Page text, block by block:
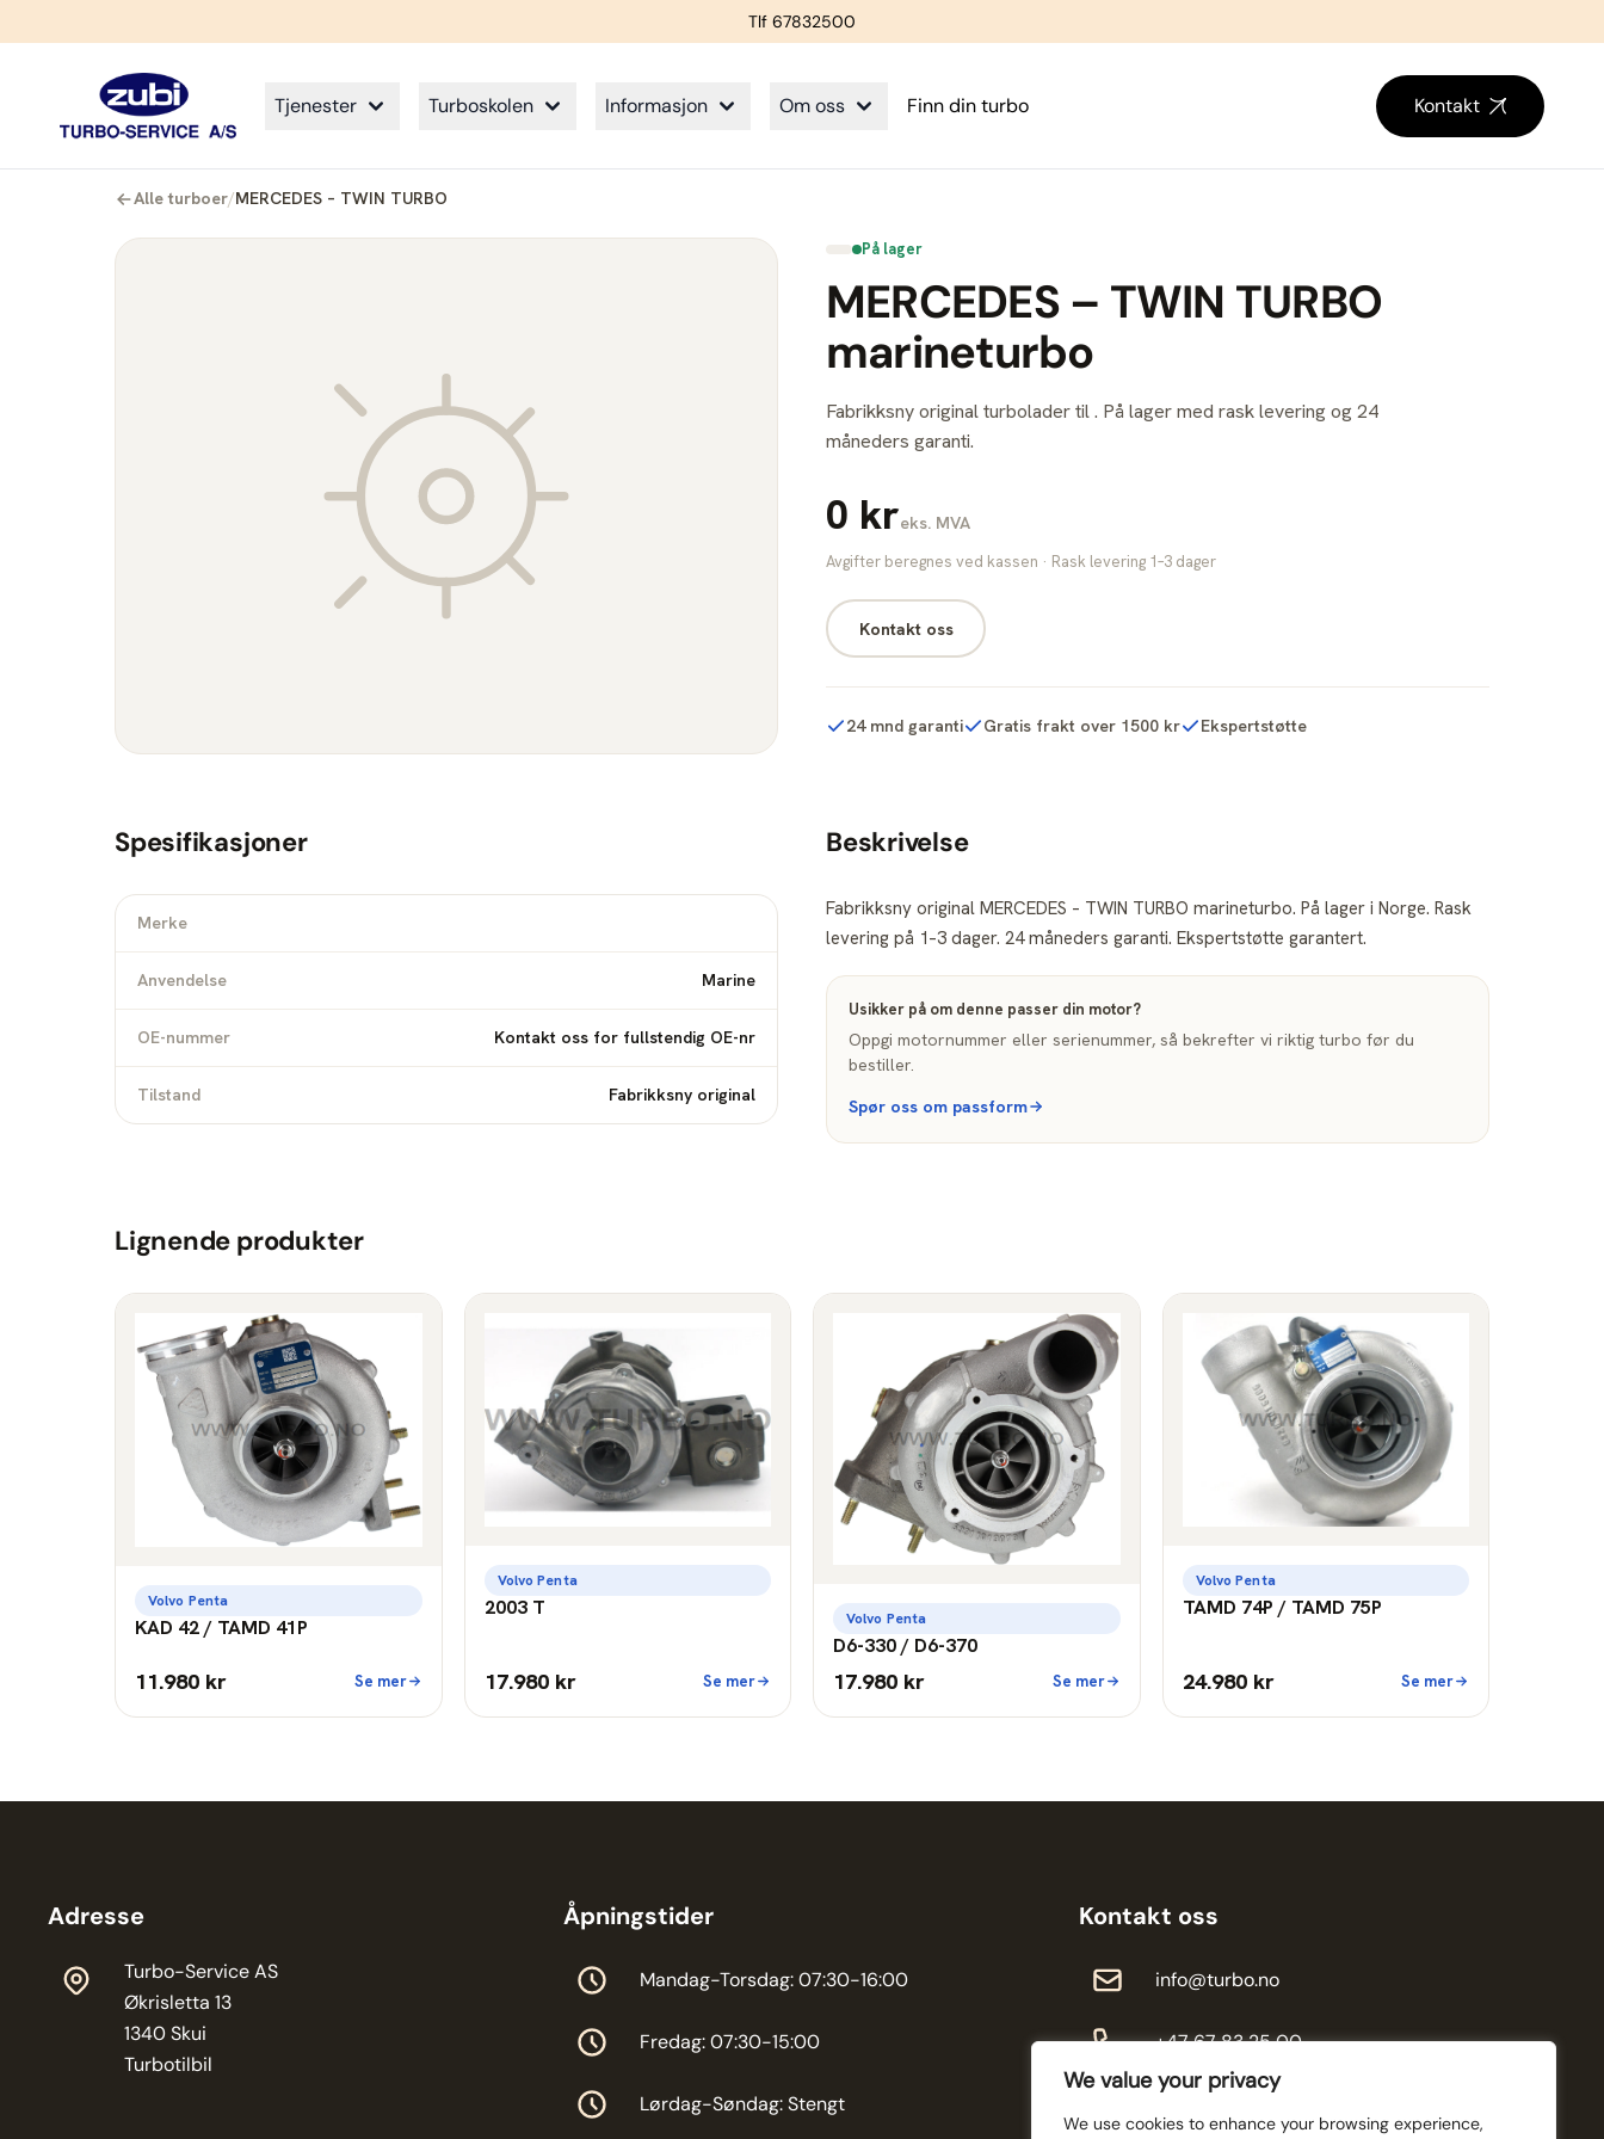
We value your privacy
We use cookies to enhance your browsing experience,
Tlf 67832500
Tjenester Turboskolen Informasjon Om oss Finn din turbo Kontakt
Alle turboer/MERCEDES – TWIN TURBO
På lager
MERCEDES – TWIN TURBO
marineturbo
Fabrikksny original turbolader til . På lager med rask levering og 24
måneders garanti.
0 kreks. MVA
Avgifter beregnes ved kassen · Rask levering 1–3 dager
Kontakt oss
24 mnd garanti Gratis frakt over 1500 kr Ekspertstøtte
Spesifikasjoner
Merke
Anvendelse Marine
OE-nummer Kontakt oss for fullstendig OE-nr
Tilstand Fabrikksny original
Beskrivelse
Fabrikksny original MERCEDES – TWIN TURBO marineturbo. På lager i Norge. Rask
levering på 1–3 dager. 24 måneders garanti. Ekspertstøtte garantert.
Usikker på om denne passer din motor?
Oppgi motornummer eller serienummer, så bekrefter vi riktig turbo før du
bestiller.
Spør oss om passform
Lignende produkter
Volvo Penta
KAD 42 / TAMD 41P
11.980 kr Se mer
Volvo Penta
2003 T
17.980 kr Se mer
Volvo Penta
D6-330 / D6-370
17.980 kr Se mer
Volvo Penta
TAMD 74P / TAMD 75P
24.980 kr Se mer
Adresse
Turbo-Service AS
Økrisletta 13
1340 Skui
Turbotilbil
Åpningstider
Mandag-Torsdag: 07:30-16:00
Fredag: 07:30-15:00
Lørdag-Søndag: Stengt
Kontakt oss
info@turbo.no
+47 67 83 25 00